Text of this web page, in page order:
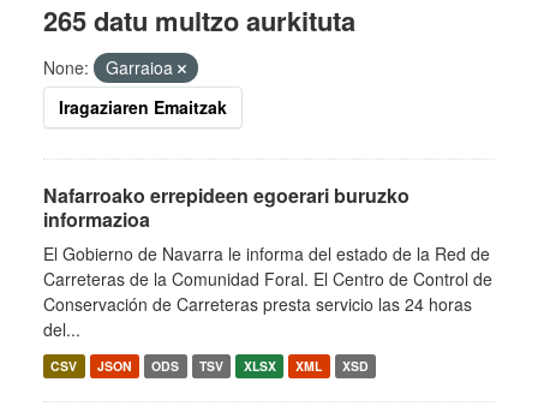
265 datu multzo aurkituta
None:
Garraioa
Iragaziaren Emaitzak
Nafarroako errepideen egoerari buruzko
informazioa
El Gobierno de Navarra le informa del estado de la Red de
Carreteras de la Comunidad Foral. El Centro de Control de
Conservación de Carreteras presta servicio las 24 horas
del...
CSV JSON ODS TSV XLSX XML XSD